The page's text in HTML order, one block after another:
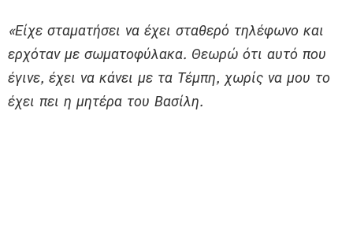
«Είχε σταματήσει να έχει σταθερό τηλέφωνο και
ερχόταν με σωματοφύλακα. Θεωρώ ότι αυτό που
έγινε, έχει να κάνει με τα Τέμπη, χωρίς να μου το
έχει πει η μητέρα του Βασίλη.